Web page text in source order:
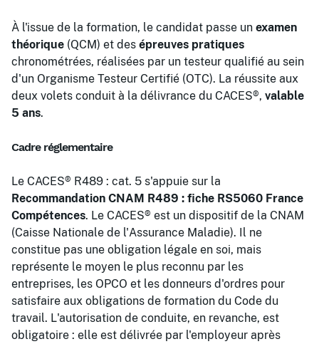
À l'issue de la formation, le candidat passe un examen
théorique (QCM) et des épreuves pratiques
chronométrées, réalisées par un testeur qualifié au sein
d'un Organisme Testeur Certifié (OTC). La réussite aux
deux volets conduit à la délivrance du CACES®, valable
5 ans.
Cadre réglementaire
Le CACES® R489 : cat. 5 s'appuie sur la
Recommandation CNAM R489 : fiche RS5060 France
Compétences. Le CACES® est un dispositif de la CNAM
(Caisse Nationale de l'Assurance Maladie). Il ne
constitue pas une obligation légale en soi, mais
représente le moyen le plus reconnu par les
entreprises, les OPCO et les donneurs d'ordres pour
satisfaire aux obligations de formation du Code du
travail. L'autorisation de conduite, en revanche, est
obligatoire : elle est délivrée par l'employeur après